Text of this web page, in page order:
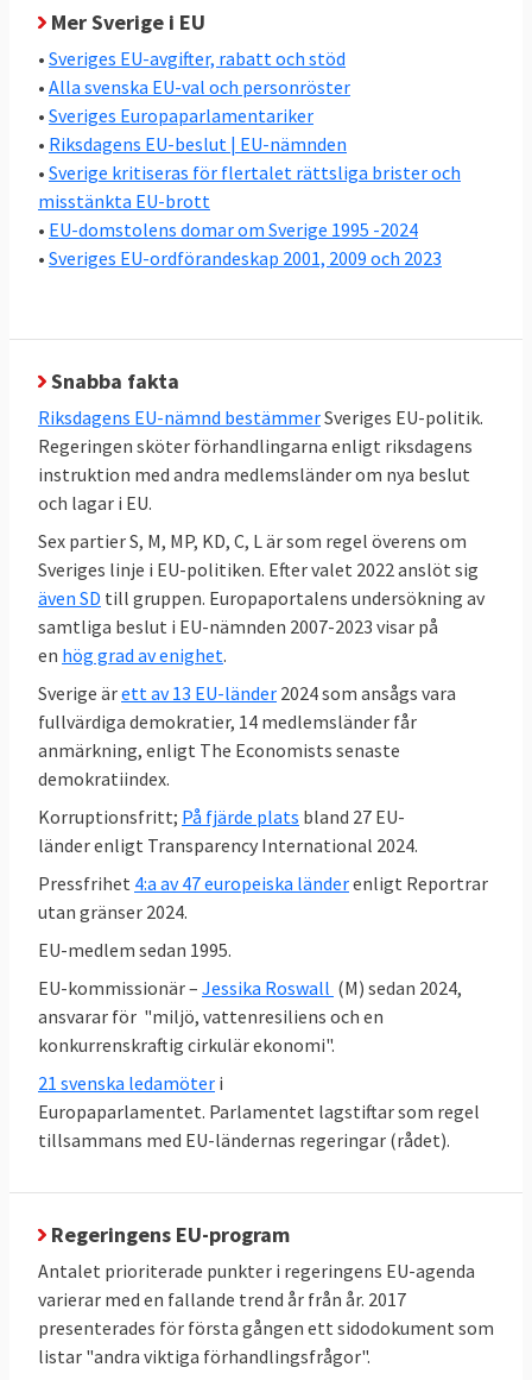
Stor enighet i svensk EU-politik
Den ordinarie lagstiftningen i EU beslutas av
det folkvalda Europaparlamentet och EU-
ländernas regeringar i ministerrådet
tillsammans. I riksdagsvalet 2022 valde
svenska folket vilka partier som ska styra
svensk EU-politik i ministerrådet. Ordningen
är att riksdagens EU-nämnd, där alla partier
är representerade, bestämmer EU-politiken
En stor kartläggning av Europaportalen
enighet i EU-frågor hos en majoritet
av riksdagspartierna i Sverige . Under
regeringen Kristerssons första år var sex
partier S, M,C,KD,MP och L helt överens i 72
procent av samtliga 286 EU-frågor, stora
som små. För första gången var
Sverigedemokraterna det partiet utanför
regeringensom minst gick emot
EU-politik, vilket är en tydlig förändring mot
SD:s tidigare hållning.
Den höga graden av enighet står i kontrast
till mediabilden som ibland rapporterar om
stora konflikter och oenighet i EU-politiken.
Därmed inte sagt att det inte bråkas i
svensk EU-politik,se här.
Mer Sverige i EU
• Sveriges EU-avgifter, rabatt och stöd
• Alla svenska EU-val och personröster
• Sveriges Europaparlamentariker
• Riksdagens EU-beslut | EU-nämnden
• Sverige kritiseras för flertalet rättsliga brister och
misstänkta EU-brott
• EU-domstolens domar om Sverige 1995 -2024
• Sveriges EU-ordförandeskap 2001, 2009 och 2023
Snabba fakta
Riksdagens EU-nämnd bestämmerSveriges EU-politik.
Regeringen sköter förhandlingarna enligt riksdagens
instruktion med andra medlemsländer om nya beslut
och lagar i EU.
Sex partier S, M, MP, KD, C, L är som regel överens om
Sveriges linje i EU-politiken. Efter valet 2022 anslöt sig
även SD till gruppen. Europaportalens undersökning av
samtliga beslut i EU-nämnden 2007-2023 visar på
en hög grad av enighet.
Sverige ärett av 13 EU-länder 2024 som ansågs vara
fullvärdiga demokratier, 14 medlemsländer får
anmärkning, enligt The Economists senaste
demokratiindex.
Korruptionsfritt; På fjärde plats bland 27 EU-
länder enligt Transparency International 2024.
Pressfrihet 4:a av 47 europeiska länderenligt Reportrar
utan gränser 2024.
EU-medlem sedan 1995.
EU-kommissionär – Jessika Roswall (M) sedan 2024,
ansvarar för "miljö, vattenresiliens och en
konkurrenskraftig cirkulär ekonomi".
21 svenska ledamöter i
Europaparlamentet. Parlamentet lagstiftar som regel
tillsammans med EU-ländernas regeringar (rådet).
Regeringens EU-program
Antalet prioriterade punkter i regeringens EU-agenda
varierar med en fallande trend år från år. 2017
presenterades för första gången ett sidodokument som
listar "andra viktiga förhandlingsfrågor".